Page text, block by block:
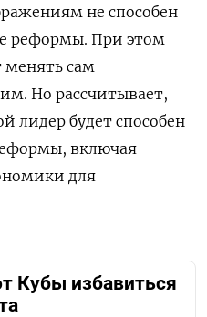
не способен
реформы. При этом
менять сам
Но рассчитывает,
лидер будет способен
включая
для
Кубы избавиться